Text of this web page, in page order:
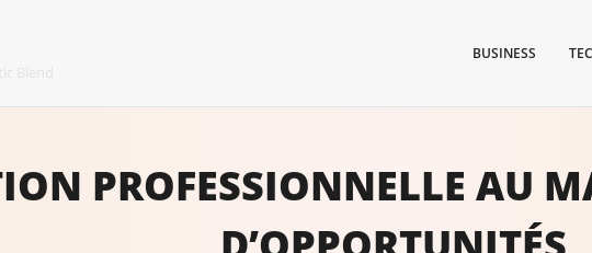
BUSINESS
PROFESSIONNELLE AU